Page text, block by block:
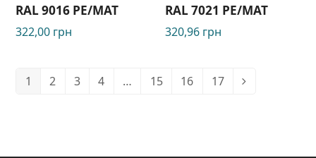
RAL 9016 PE/МАТ
322,00 грн
RAL 7021 PЕ/МАТ
320,96 грн
1 2 3 4 … 15 16 17